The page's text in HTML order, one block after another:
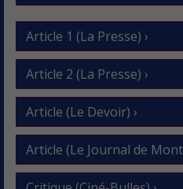
Article 1 (La Presse) ›
Article 2 (La Presse) ›
Article (Le Devoir) ›
Article (Le Journal de